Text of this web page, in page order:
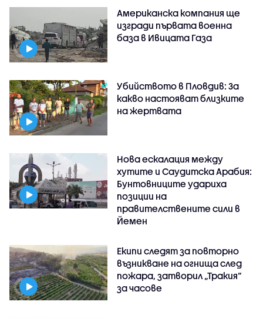
Американска компания ще
изгради първата военна
база в Ивицата Газа
Убийството в Пловдив: За
какво настояват близките
на жертвата
Нова ескалация между
хутите и Саудитска Арабия:
Бунтовниците удариха
позиции на
правителствените сили в
Йемен
Екипи следят за повторно
възникване на огнища след
пожара, затворил „Тракия“
за часове